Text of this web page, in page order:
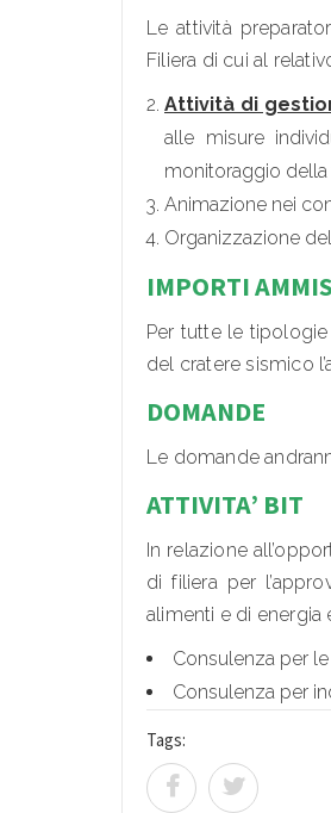
Le attività
Filiera di cui al
Attività di
alle misure
monitoraggio della
Animazione nei
Organizzazione
IMPORTI
Per tutte le tipologie
del cratere sismico
DOMANDE
Le domande
ATTIVITA’ BIT
In relazione
di filiera per
alimenti e di energia
Consulenza per
Consulenza per
Tags: